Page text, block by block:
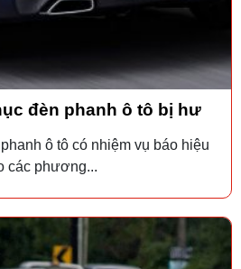
đèn phanh ô tô bị hư
ô tô có nhiệm vụ báo hiệu
các phương...